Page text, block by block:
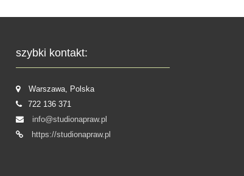
szybki kontakt:
Warszawa, Polska
722 136 371
info@studionapraw.pl
https://studionapraw.pl